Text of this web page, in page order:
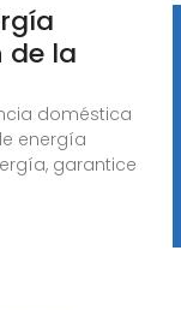
de la
doméstica
energía
garantice